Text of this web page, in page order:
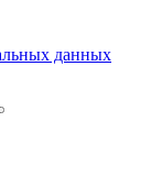
данных